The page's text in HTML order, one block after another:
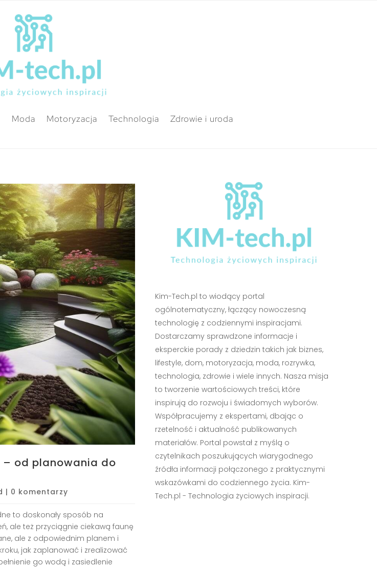
Moda Motoryzacja Technologia Zdrowie i uroda
– od planowania do
| 0 komentarzy
to doskonały sposób na
ale też przyciągnie ciekawą faunę
ale z odpowiednim planem i
jak zaplanować i zrealizować
go wodą i zasiedlenie
Kim-Tech.pl to wiodący portal
ogólnotematyczny, łączący nowoczesną
technologię z codziennymi inspiracjami.
Dostarczamy sprawdzone informacje i
eksperckie porady z dziedzin takich jak biznes,
lifestyle, dom, motoryzacja, moda, rozrywka,
technologia, zdrowie i wiele innych. Nasza misja
to tworzenie wartościowych treści, które
inspirują do rozwoju i świadomych wyborów.
Współpracujemy z ekspertami, dbając o
rzetelność i aktualność publikowanych
materiałów. Portal powstał z myślą o
czytelnikach poszukujących wiarygodnego
źródła informacji połączonego z praktycznymi
wskazówkami do codziennego życia. Kim-
Tech.pl - Technologia życiowych inspiracji.